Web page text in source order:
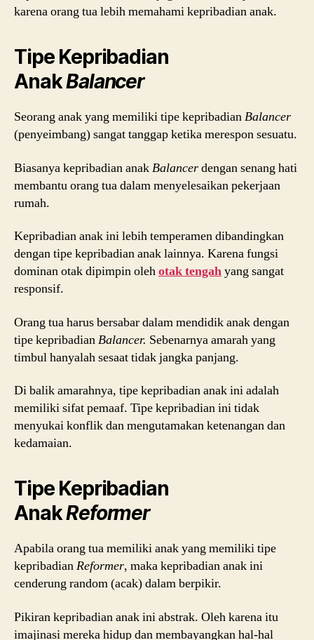
karena orang tua lebih memahami kepribadian anak.
Tipe Kepribadian
AnakBalancer
Seorang anak yang memiliki tipe kepribadianBalancer
(penyeimbang) sangat tanggap ketika merespon sesuatu.
Biasanya kepribadian anakBalancerdengan senang hati
membantu orang tua dalam menyelesaikan pekerjaan
rumah.
Kepribadian anak ini lebih temperamen dibandingkan
dengan tipe kepribadian anak lainnya. Karena fungsi
dominan otak dipimpin olehotak tengahyang sangat
responsif.
Orang tua harus bersabar dalam mendidik anak dengan
tipe kepribadianBalancer. Sebenarnya amarah yang
timbul hanyalah sesaat tidak jangka panjang.
Di balik amarahnya, tipe kepribadian anak ini adalah
memiliki sifat pemaaf. Tipe kepribadian ini tidak
menyukai konflik dan mengutamakan ketenangan dan
kedamaian.
Tipe Kepribadian
AnakReformer
Apabila orang tua memiliki anak yang memiliki tipe
kepribadianReformer, maka kepribadian anak ini
cenderung random (acak) dalam berpikir.
Pikiran kepribadian anak ini abstrak. Oleh karena itu
imajinasi mereka hidup dan membayangkan hal-hal